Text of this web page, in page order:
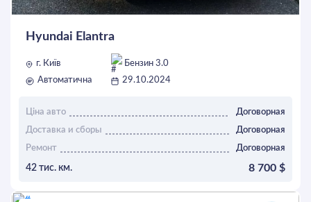
Hyundai Elantra
г. Київ
Бензин 3.0
Автоматична
29.10.2024
Ціна авто
Договорная
Доставка и сборы
Договорная
Ремонт
Договорная
42 тис. км. 8 700 $
ОСТАВИТЬ ЗАЯВКУ